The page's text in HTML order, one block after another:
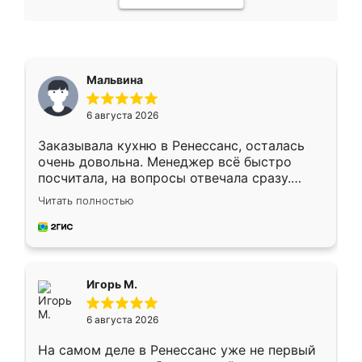
Мальвина
6 августа 2026
Заказывала кухню в Ренессанс, осталась
очень довольна. Менеджер всё быстро
посчитала, на вопросы отвечала сразу.
Замерщик приехал в субботу, подошёл к
делу со всей ответственностью. Собрали
за день, ребята работали аккуратно, даже
Читать полностью
Игорь М.
6 августа 2026
На самом деле в Ренессанс уже не первый